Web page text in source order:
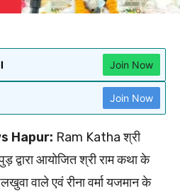
Join Now
Join Now
Hapur: Ram Katha श्री
द्वारा आयोजित श्री राम कथा के
वाले एवं रीना वर्मा यजमान के